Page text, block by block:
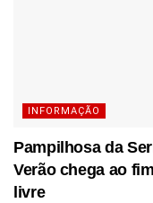
INFORMAÇÃO
Pampilhosa da
Verão chega ao
livre